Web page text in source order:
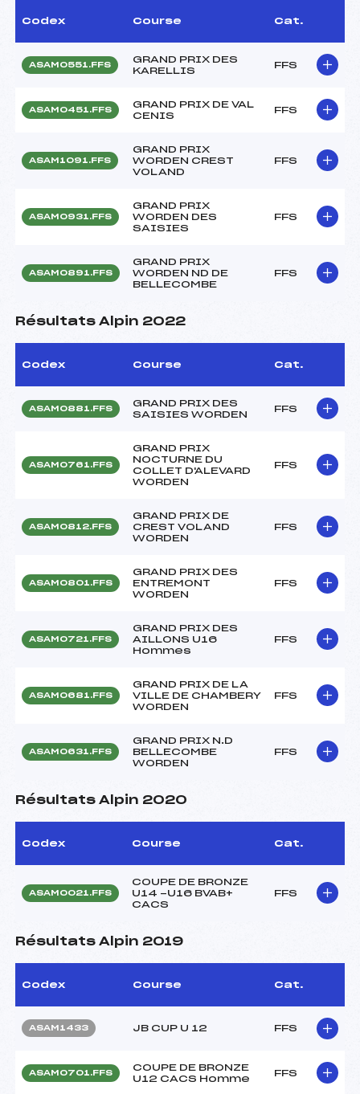
Codex Course Cat.
ASAM0551.FFS
GRAND PRIX DES
KARELLIS
FFS
ASAM0451.FFS
GRAND PRIX DE VAL
CENIS
FFS
ASAM1091.FFS
GRAND PRIX
WORDEN CREST
VOLAND
FFS
ASAM0931.FFS
GRAND PRIX
WORDEN DES
SAISIES
FFS
ASAM0891.FFS
GRAND PRIX
WORDEN ND DE
BELLECOMBE
FFS
Résultats Alpin 2022
Codex Course Cat.
ASAM0881.FFS
GRAND PRIX DES
SAISIES WORDEN
FFS
ASAM0761.FFS
GRAND PRIX
NOCTURNE DU
COLLET D'ALEVARD
WORDEN
FFS
ASAM0812.FFS
GRAND PRIX DE
CREST VOLAND
WORDEN
FFS
ASAM0801.FFS
GRAND PRIX DES
ENTREMONT
WORDEN
FFS
ASAM0721.FFS
GRAND PRIX DES
AILLONS U16
Hommes
FFS
ASAM0681.FFS
GRAND PRIX DE LA
VILLE DE CHAMBERY
WORDEN
FFS
ASAM0631.FFS
GRAND PRIX N.D
BELLECOMBE
WORDEN
FFS
Résultats Alpin 2020
Codex Course Cat.
ASAM0021.FFS
COUPE DE BRONZE
U14 -U16 BVAB+
CACS
FFS
Résultats Alpin 2019
Codex Course Cat.
ASAM1433 JB CUP U 12 FFS
ASAM0701.FFS
COUPE DE BRONZE
U12 CACS Homme
FFS